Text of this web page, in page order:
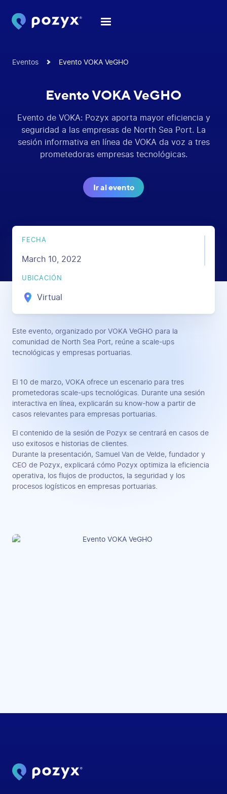
Eventos Evento VOKA VeGHO
Evento VOKA VeGHO
Evento de VOKA: Pozyx aporta mayor eficiencia y
seguridad a las empresas de North Sea Port. La
sesión informativa en línea de VOKA da voz a tres
prometedoras empresas tecnológicas.
Ir al evento
FECHA
March 10, 2022
UBICACIÓN
Virtual
Este evento, organizado por VOKA VeGHO para la
comunidad de North Sea Port, reúne a scale-ups
tecnológicas y empresas portuarias.
El 10 de marzo, VOKA ofrece un escenario para tres
prometedoras scale-ups tecnológicas. Durante una sesión
interactiva en línea, explicarán su know-how a partir de
casos relevantes para empresas portuarias.
El contenido de la sesión de Pozyx se centrará en casos de
uso exitosos e historias de clientes.
Durante la presentación, Samuel Van de Velde, fundador y
CEO de Pozyx, explicará cómo Pozyx optimiza la eficiencia
operativa, los flujos de productos, la seguridad y los
procesos logísticos en empresas portuarias.